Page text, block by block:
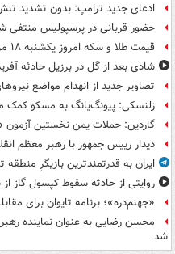
ادعای جدید ترامپ: بدون تشدید
حضور قربانی در پرسپولیس منتفی
قیمت طلا و سکه امروز یکشنبه ۱۸ مرداد ۱۴۰۵
شادی بعد از گل در برزیل حادثه
تصاویر جدید از انهدام مواضع
زلنسکی: پیونگ‌یانگ به مسکو کمک
گاردین: حملات یمن نخستین
دیدار رییس جمهور با رهبر معظم
ایران به قدرتمندترین بازیگرِ
روایتی از حادثه سقوط کپسول گاز
«جهنم‌دره»؛ برنامه تایوان برای
محسن رضایی به عنوان نماینده
شد